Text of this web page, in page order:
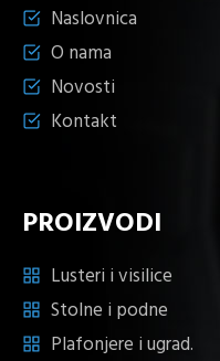
Naslovnica
O nama
Novosti
Kontakt
PROIZVODI
Lusteri i visilice
Stolne i podne
Plafonjere i ugrad.